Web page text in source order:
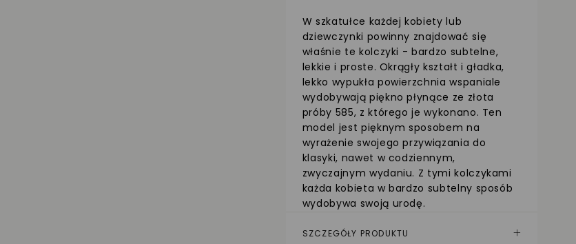
W szkatułce każdej kobiety lub
dziewczynki powinny znajdować się
właśnie te kolczyki - bardzo subtelne,
lekkie i proste. Okrągły kształt i gładka,
lekko wypukła powierzchnia wspaniale
wydobywają piękno płynące ze złota
próby 585, z którego je wykonano. Ten
model jest pięknym sposobem na
wyrażenie swojego przywiązania do
klasyki, nawet w codziennym,
zwyczajnym wydaniu. Z tymi kolczykami
każda kobieta w bardzo subtelny sposób
wydobywa swoją urodę.
SZCZEGÓŁY PRODUKTU